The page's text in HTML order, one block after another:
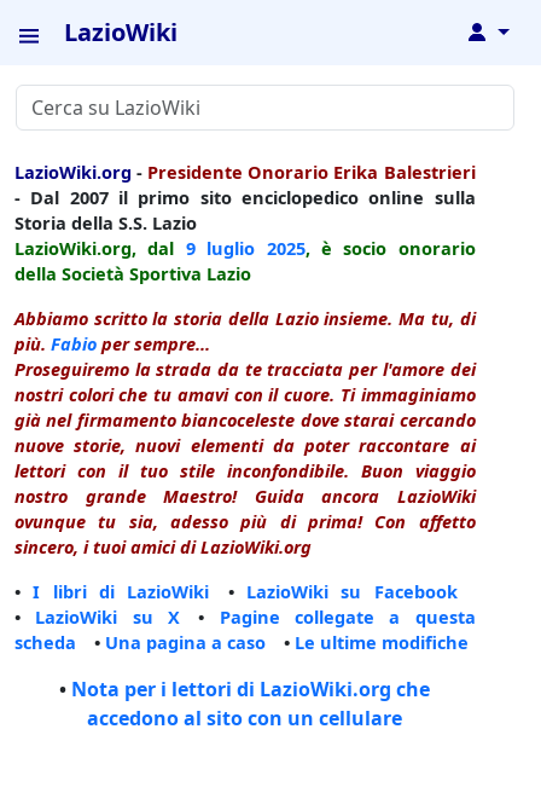
LazioWiki ↓
LazioWiki.org - Presidente Onorario Erika Balestrieri
- Dal 2007 il primo sito enciclopedico online sulla
Storia della S.S. Lazio
LazioWiki.org, dal 9 luglio 2025, è socio onorario
della Società Sportiva Lazio
Abbiamo scritto la storia della Lazio insieme. Ma tu, di
più. Fabio per sempre...
Proseguiremo la strada da te tracciata per l'amore dei
nostri colori che tu amavi con il cuore. Ti immaginiamo
già nel firmamento biancoceleste dove starai cercando
nuove storie, nuovi elementi da poter raccontare ai
lettori con il tuo stile inconfondibile. Buon viaggio
nostro grande Maestro! Guida ancora LazioWiki
ovunque tu sia, adesso più di prima! Con affetto
sincero, i tuoi amici di LazioWiki.org
•I libri di LazioWiki • LazioWiki su Facebook
• LazioWiki su X • Pagine collegate a questa
scheda • Una pagina a caso • Le ultime modifiche
• Nota per i lettori di LazioWiki.org che
accedono al sito con un cellulare